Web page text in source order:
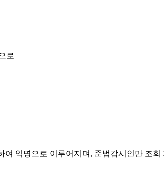
로
익명으로 이루어지며, 준법감시인만 조